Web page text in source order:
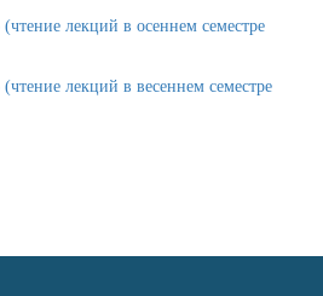
лекций в осеннем семестре
лекций в весеннем семестре